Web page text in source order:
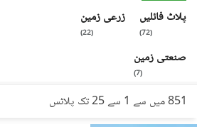
پلاٹ فائلیں
(
72
)
زرعی زمین
(
22
)
صنعتی زمین
(
7
)
851 میں سے 1 سے 25 تک پلاٹس